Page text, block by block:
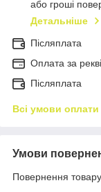
або гроші
Детальніше
Післяплата
Оплата за
Післяплата
Всі умови оплати
Умови
Повернення